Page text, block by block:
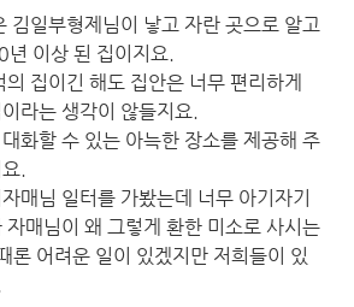
김일부형제님이 낳고 자란 곳으로 알고
이상 된 집이지요.
집이긴 해도 집안은 너무 편리하게
라는 생각이 않들지요.
화할 수 있는 아늑한 장소를 제공해 주
.
매님 일터를 가봤는데 너무 아기자기
매님이 왜 그렇게 환한 미소로 사시는
론 어려운 일이 있겠지만 저희들이 있